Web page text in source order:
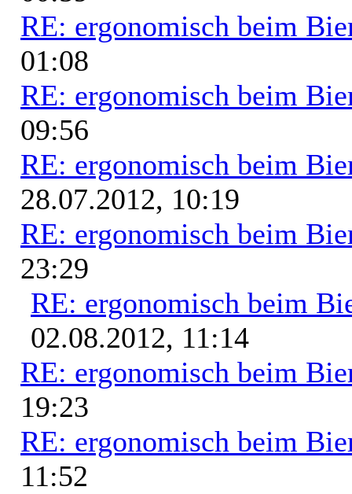
RE: ergonomisch beim
01:08
RE: ergonomisch beim
09:56
RE: ergonomisch beim
28.07.2012, 10:19
RE: ergonomisch beim
23:29
RE: ergonomisch beim
02.08.2012, 11:14
RE: ergonomisch beim
19:23
RE: ergonomisch beim
11:52